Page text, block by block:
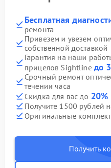
Бесплатная
ремонта
Привезем и увезем
собственной доставкой
Гарантия на наши
прицелов Sightline до
Срочный ремонт
течении часа
Скидка для вас до 20%
Получите 1500 рублей
Оригинальные
Получить